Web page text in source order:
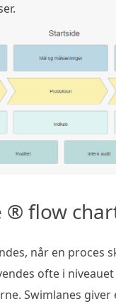
® flow
når en proces
ofte i
Swimlanes giver